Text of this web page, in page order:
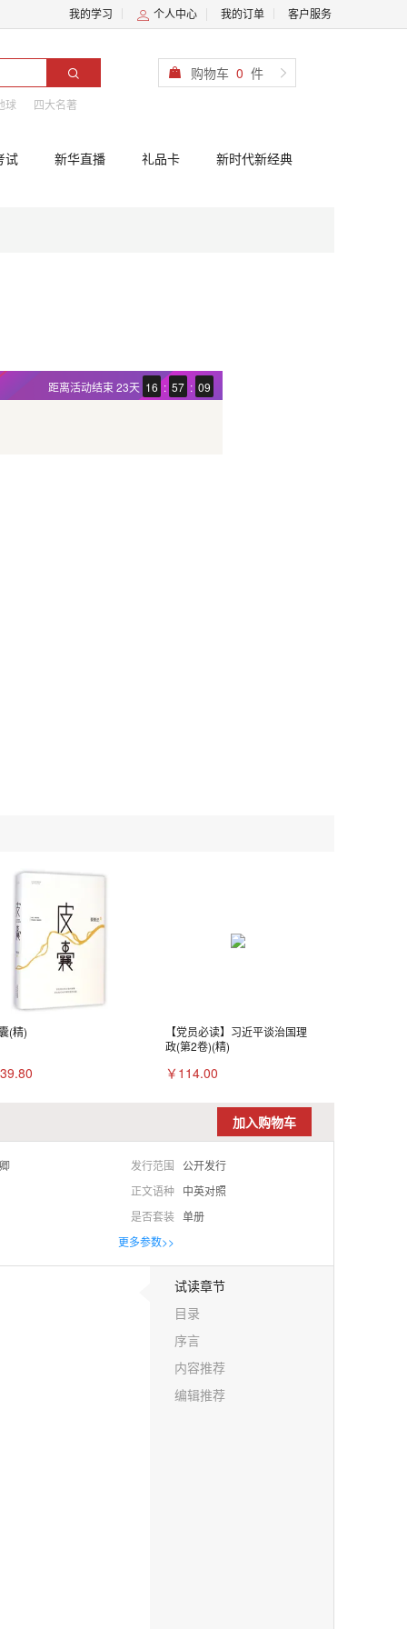
我的学习 个人中心 我的订单 客户服务
球 四大名著
购物车 0 件
试 新华直播 礼品卡 新时代新经典
距离活动结束 23天 16 : 57 : 08
(精)
【党员必读】习近平谈治国理
政(第2卷)(精)
￥114.00
加入购物车
发行范围
公开发行
正文语种
中英对照
是否套装 单册
更多参数>>
试读章节
目录
序言
内容推荐
编辑推荐